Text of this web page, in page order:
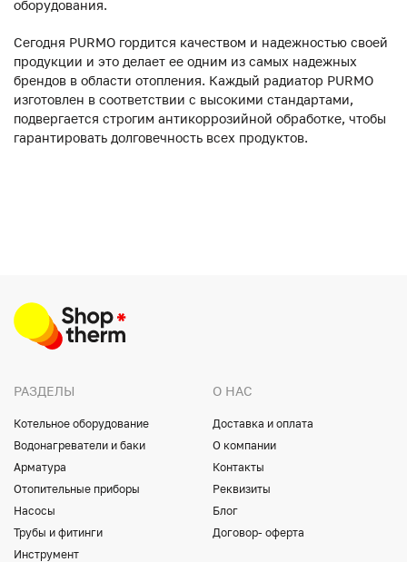
оборудования.
Сегодня PURMO гордится качеством и надежностью своей
продукции и это делает ее одним из самых надежных
брендов в области отопления. Каждый радиатор PURMO
изготовлен в соответствии с высокими стандартами,
подвергается строгим антикоррозийной обработке, чтобы
гарантировать долговечность всех продуктов.
РАЗДЕЛЫ
Котельное оборудование
Водонагреватели и баки
Арматура
Отопительные приборы
Насосы
Трубы и фитинги
Инструмент
О НАС
Доставка и оплата
О компании
Контакты
Реквизиты
Блог
Договор- оферта